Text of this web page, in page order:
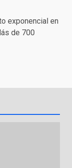
exponencial en
de 700